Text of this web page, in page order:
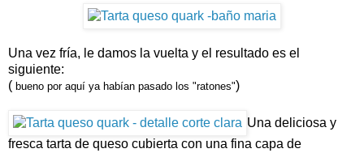
Una vez fría, le damos la vuelta y el resultado es el
siguiente:
( bueno por aquí ya habían pasado los "ratones")
Una deliciosa y
fresca tarta de queso cubierta con una fina capa de